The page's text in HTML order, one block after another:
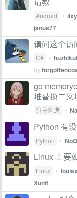
Android •
janus77
请问这个访
C# •
by
go
堆替换二叉
分享创造 •
Python 有
Python •
Linux 上要
Linux •
Xunit